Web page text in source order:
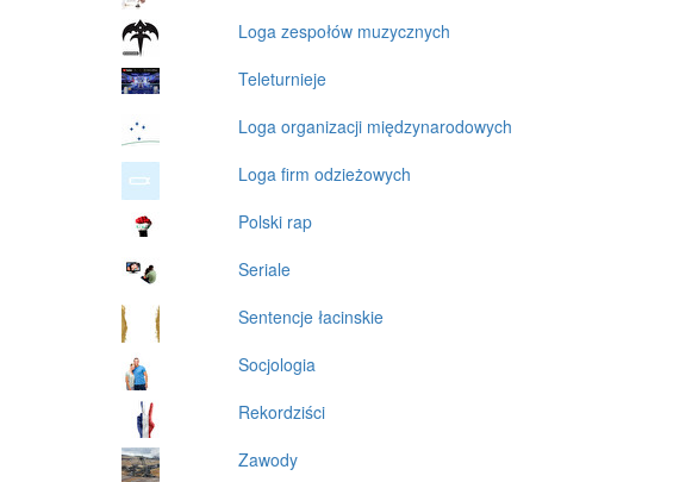
Loga zespołów muzycznych
Teleturnieje
Loga organizacji międzynarodowych
Loga firm odzieżowych
Polski rap
Seriale
Sentencje łacinskie
Socjologia
Rekordziści
Zawody